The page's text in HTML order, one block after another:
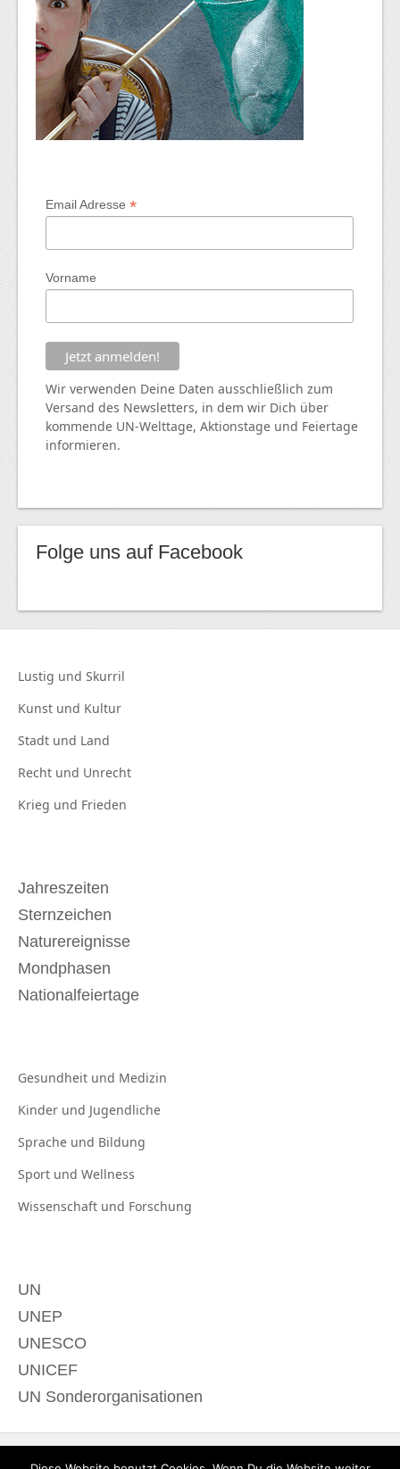
Email Adresse*
Vorname
Wir verwenden Deine Daten ausschließlich zum
Versand des Newsletters, in dem wir Dich über
kommende UN-Welttage, Aktionstage und Feiertage
informieren.
Folge uns auf Facebook
Lustig und Skurril
Kunst und Kultur
Stadt und Land
Recht und Unrecht
Krieg und Frieden
Jahreszeiten
Sternzeichen
Naturereignisse
Mondphasen
Nationalfeiertage
Gesundheit und Medizin
Kinder und Jugendliche
Sprache und Bildung
Sport und Wellness
Wissenschaft und Forschung
UN
UNEP
UNESCO
UNICEF
UN Sonderorganisationen